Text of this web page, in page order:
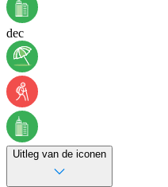
dec
Uitleg van de iconen